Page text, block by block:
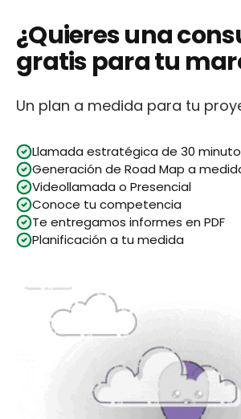
¿Quieres una
gratis para tu
Un plan a medida para tu
Llamada estratégica de 30
Generación de Road Map a
Videollamada o Presencial
Conoce tu competencia
Te entregamos informes en PDF
Planificación a tu medida